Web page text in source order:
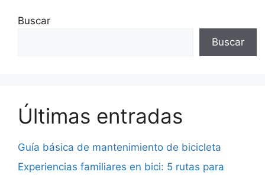
Buscar
Buscar
Últimas entradas
Guía básica de mantenimiento de bicicleta
Experiencias familiares en bici: 5 rutas para